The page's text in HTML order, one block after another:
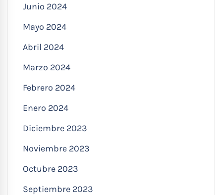
Junio 2024
Mayo 2024
Abril 2024
Marzo 2024
Febrero 2024
Enero 2024
Diciembre 2023
Noviembre 2023
Octubre 2023
Septiembre 2023